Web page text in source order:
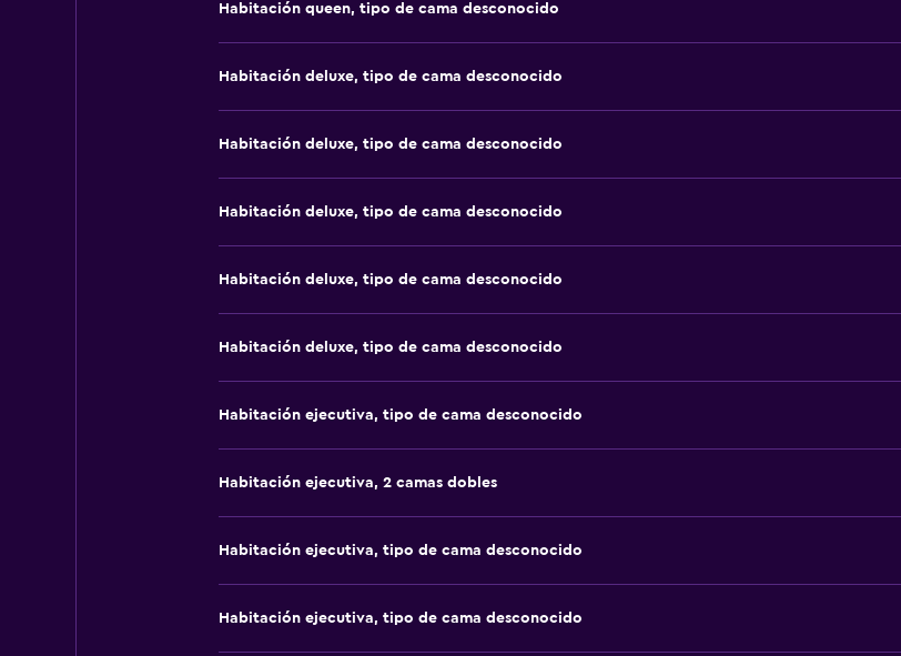
Habitación queen, tipo de cama desconocido
Habitación deluxe, tipo de cama desconocido
Habitación deluxe, tipo de cama desconocido
Habitación deluxe, tipo de cama desconocido
Habitación deluxe, tipo de cama desconocido
Habitación deluxe, tipo de cama desconocido
Habitación ejecutiva, tipo de cama desconocido
Habitación ejecutiva, 2 camas dobles
Habitación ejecutiva, tipo de cama desconocido
Habitación ejecutiva, tipo de cama desconocido